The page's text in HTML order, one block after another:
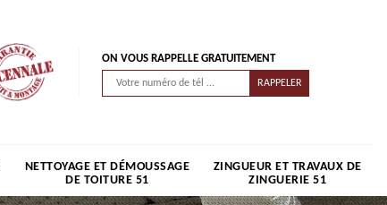
ON VOUS RAPPELLE GRATUITEMENT
NETTOYAGE ET DÉMOUSSAGE
DE TOITURE 51
ZINGUEUR ET TRAVAUX DE
ZINGUERIE 51